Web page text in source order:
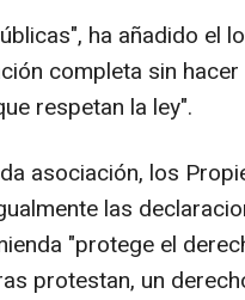
ha añadido el
completa sin
respetan la ley".
asociación, los
las
"protege el
protestan, un